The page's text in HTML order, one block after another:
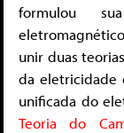
formulou
unir duas
da eletricidade
unificada do
Teoria do